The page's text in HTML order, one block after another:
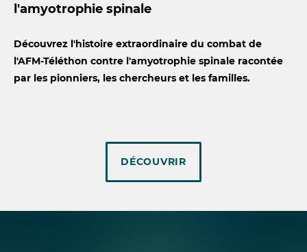
l'amyotrophie spinale
Découvrez l'histoire extraordinaire du combat de
l'AFM-Téléthon contre l'amyotrophie spinale racontée
par les pionniers, les chercheurs et les familles.
DÉCOUVRIR